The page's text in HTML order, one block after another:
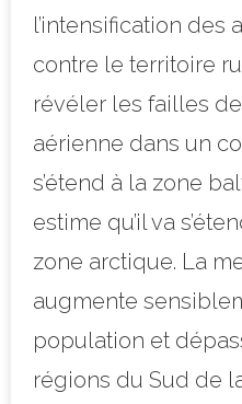
l’intensification des
contre le territoire
révéler les failles
aérienne dans un
s’étend à la zone
estime qu’il va
zone arctique. La
augmente
population et
régions du Sud de